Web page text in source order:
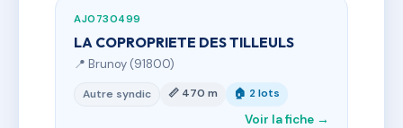
AJ0730499
LA COPROPRIETE DES TILLEULS
📍 Brunoy (91800)
Autre syndic 📏 470 m 🏠 2 lots
Voir la fiche →